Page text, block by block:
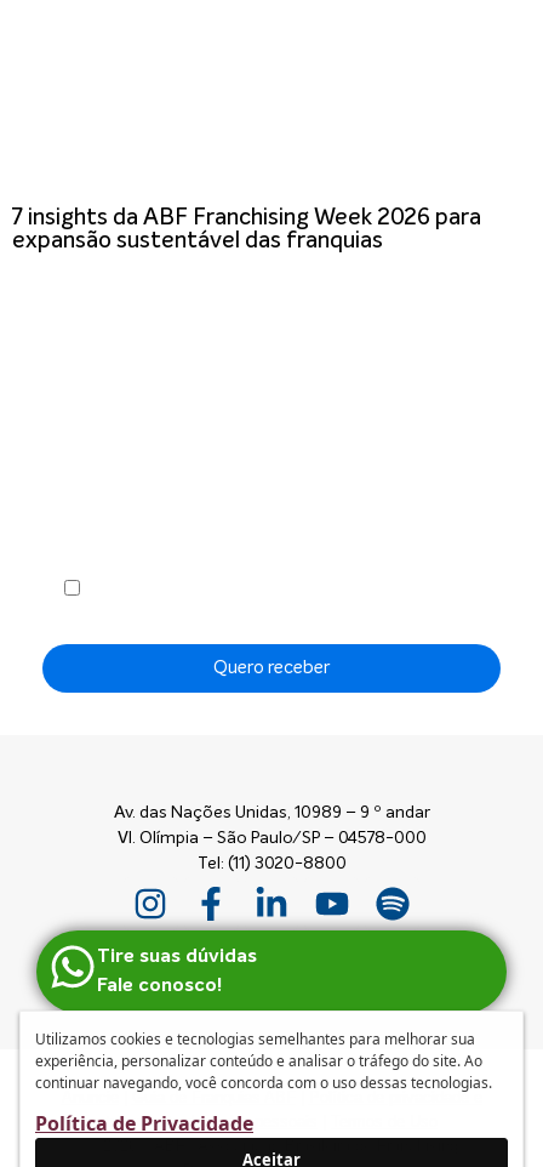
7 insights da ABF Franchising Week 2026 para
expansão sustentável das franquias
Quero receber
Av. das Nações Unidas, 10989 – 9 º andar
Vl. Olímpia – São Paulo/SP – 04578-000
Tel: (11) 3020-8800
Tire suas dúvidas
Fale conosco!
Guia de Franquias ABF
Política de privacidade e
tratamento de dados pessoais
Utilizamos cookies e tecnologias semelhantes para melhorar sua
experiência, personalizar conteúdo e analisar o tráfego do site. Ao
continuar navegando, você concorda com o uso dessas tecnologias.
Política de Privacidade
Aceitar